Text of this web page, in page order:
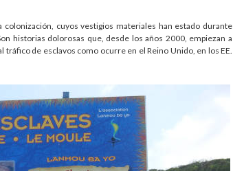
cuyos vestigios materiales han estado durante
historias dolorosas que, desde los años 2000, empiezan a
de esclavos como ocurre en el Reino Unido, en los EE.